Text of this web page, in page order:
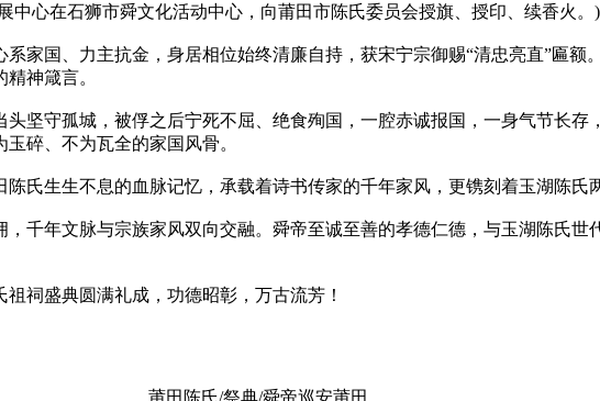
中心在石狮市舜文化活动中心，向莆田市陈氏委员会授旗、授印、续香火。)
家国、力主抗金，身居相位始终清廉自持，获宋宁宗御赐“清忠亮直”匾额
神箴言。
坚守孤城，被俘之后宁死不屈、绝食殉国，一腔赤诚报国，一身气节长存
碎、不为瓦全的家国风骨。
氏生生不息的血脉记忆，承载着诗书传家的千年家风，更镌刻着玉湖陈氏
千年文脉与宗族家风双向交融。舜帝至诚至善的孝德仁德，与玉湖陈氏世
祠盛典圆满礼成，功德昭彰，万古流芳！
莆田陈氏/祭典/舜帝巡安莆田